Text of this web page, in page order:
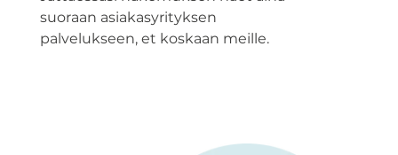
suoraan asiakasyrityksen
palvelukseen, et koskaan meille.